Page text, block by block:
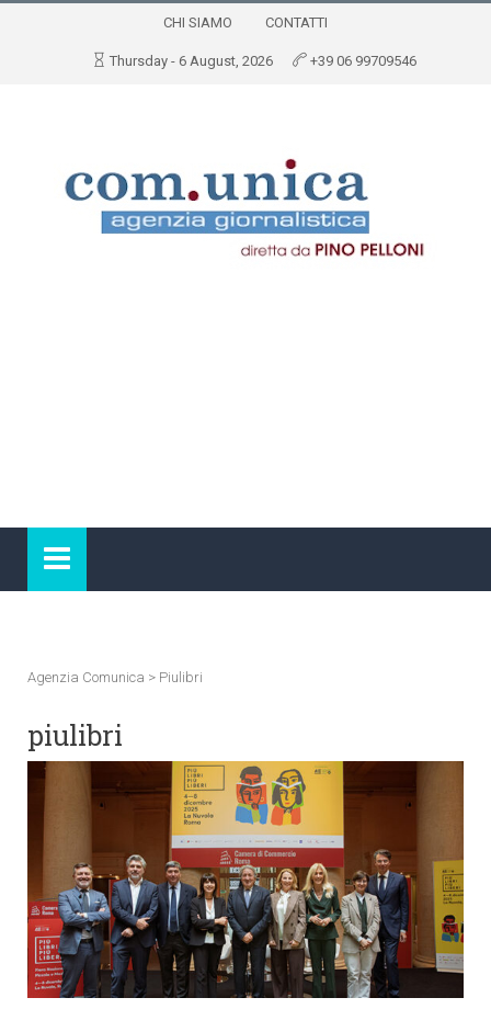
CHI SIAMO CONTATTI
Thursday - 6 August, 2026 +39 06 99709546
Agenzia Comunica > Piulibri
piulibri